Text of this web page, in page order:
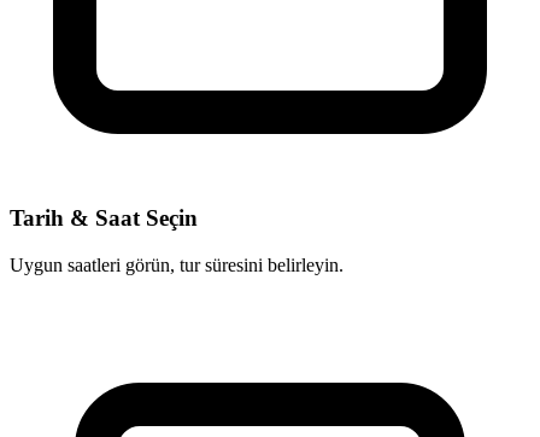
Tarih & Saat Seçin
Uygun saatleri görün, tur süresini belirleyin.